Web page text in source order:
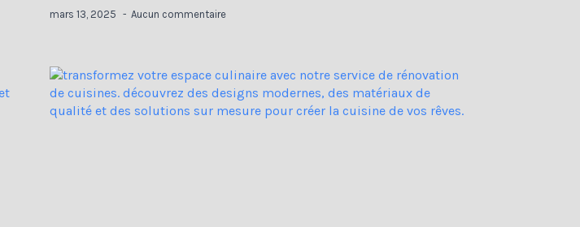
mars 13, 2025 Aucun commentaire